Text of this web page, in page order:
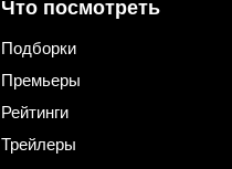
Что посмотреть
Подборки
Премьеры
Рейтинги
Трейлеры